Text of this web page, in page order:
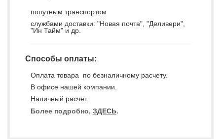
попутным транспортом
службами доставки: "Новая почта", "Деливери",
"Ин Тайм" и др.
Способы оплаты:
Оплата товара по безналичному расчету.
В офисе нашей компании.
Наличный расчет.
Более подробно, ЗДЕСЬ.